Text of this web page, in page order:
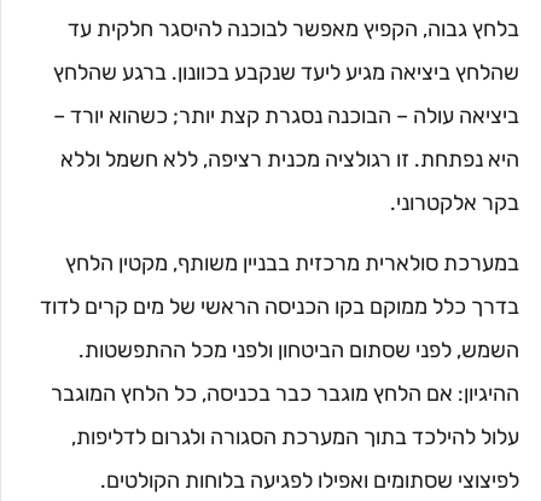
בלחץ גבוה, הקפיץ מאפשר לבוכנה להיסגר חלקית עד
שהלחץ ביציאה מגיע ליעד שנקבע בכוונון. ברגע שהלחץ
ביציאה עולה – הבוכנה נסגרת קצת יותר; כשהוא יורד –
היא נפתחת. זו רגולציה מכנית רציפה, ללא חשמל וללא
בקר אלקטרוני.
במערכת סולארית מרכזית בבניין משותף, מקטין הלחץ
בדרך כלל ממוקם בקו הכניסה הראשי של מים קרים לדוד
השמש, לפני שסתום הביטחון ולפני מכל ההתפשטות.
ההיגיון: אם הלחץ מוגבר כבר בכניסה, כל הלחץ המוגבר
עלול להילכד בתוך המערכת הסגורה ולגרום לדליפות,
לפיצוצי שסתומים ואפילו לפגיעה בלוחות הקולטים.